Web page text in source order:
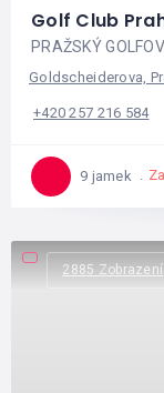
Golf Club
PRAŽSKÝ
Goldscheiderova,
+420 257 216 584
9 jamek
2885 Zobrazení